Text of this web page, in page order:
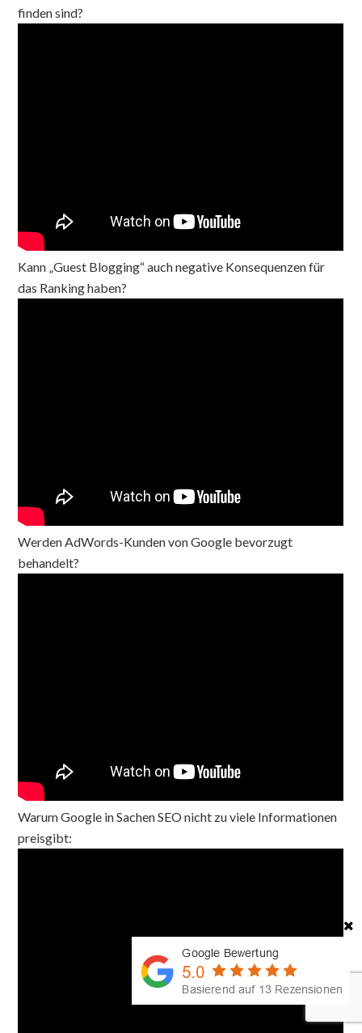
finden sind?
Kann „Guest Blogging“ auch negative Konsequenzen für
das Ranking haben?
Werden AdWords-Kunden von Google bevorzugt
behandelt?
Warum Google in Sachen SEO nicht zu viele Informationen
preisgibt: